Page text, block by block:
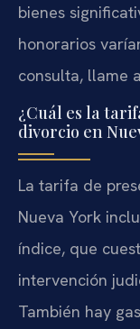
bienes
honorarios
consulta, llame
¿Cuál es la
divorcio en
La tarifa de
Nueva York
índice, que
intervención
También hay